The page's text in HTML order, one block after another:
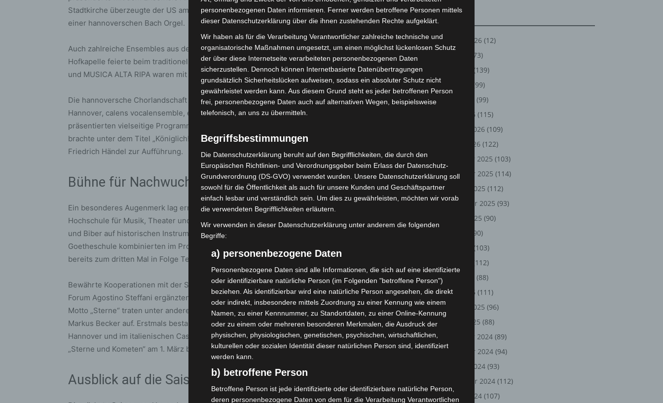
Stadtkirche überzeugte der US amerikanische Organist und Komponist Cameron Carpenter an
einer hannoverschen Bach Orgel.
Auch zahlreiche Ensembles aus der Region gestalteten das Programm mit. Die Hannoversche
Hofkapelle feierte beim traditionellen Silvesterkonzert ihr 30 jähriges Bestehen. la festa musicale
und MUSICA ALTA RIPA waren mit mehreren Konzerten vertreten.
Die hannoversche Chorlandschaft zeigte ebenfalls große Präsenz. Capella St. Crucis, Voktett
Hannover, calens vocalensemble, e’nigma ensemble, vox spiritus und Concerto Ispirato
präsentierten vielseitige Programme, teils unterstützt von Solisten. Der Knabenchor Hannover
brachte unter dem Titel „Königlich!“ feierliche Krönungsanthems unter anderem von Georg
Friedrich Händel zur Aufführung.
Bühne für Nachwuchs und neue Kooperationen
Ein besonderes Augenmerk lag erneut auf der Förderung junger Talente. Studierende der
Hochschule für Musik, Theater und Medien Hannover interpretierten Werke von Telemann, Vivaldi
und Biber auf historischen Instrumenten. Schülerinnen und Schüler des Gymnasiums
Goetheschule kombinierten im Programm „Leidenschaften!“ Musik und Lyrik und waren damit
bereits zum dritten Mal in Folge Teil der Reihe.
Bewährte Kooperationen mit der Staatsoper Hannover, der NDR Radiophilharmonie und dem
Forum Agostino Steffani ergänzten das Angebot. Im Rahmen der 9. Steffani Festwoche unter dem
Motto „Sterne“ traten unter anderem Sopranistin Anna Nesyba, Altus Kai Wessel und Pianist
Markus Becker auf. Erstmals bestand zudem eine Zusammenarbeit mit den Musikhochschulen in
Hannover und im italienischen Castelfranco, dem Geburtsort Steffanis. Das Abschlusskonzert
„Sterne und Kometen“ am 1. März bildete zugleich den Schlusspunkt der Saison.
Ausblick auf die Saison 26/27
August 2026 (12)
(73)
(139)
(99)
(99)
März 2026 (115)
Februar 2026 (109)
Januar 2026 (122)
Dezember 2025 (103)
November 2025 (114)
Oktober 2025 (112)
September 2025 (93)
August 2025 (90)
(90)
(103)
(112)
April 2025
(88)
März 2025 (111)
Februar 2025 (96)
Januar 2025 (88)
Dezember 2024 (89)
November 2024 (94)
Oktober 2024 (93)
September 2024 (112)
August 2024 (107)
personenbezogenen Daten informieren. Ferner werden betroffene Personen mittels
dieser Datenschutzerklärung über die ihnen zustehenden Rechte aufgeklärt.
Wir haben als für die Verarbeitung Verantwortlicher zahlreiche technische und
organisatorische Maßnahmen umgesetzt, um einen möglichst lückenlosen Schutz
der über diese Internetseite verarbeiteten personenbezogenen Daten
sicherzustellen. Dennoch können Internetbasierte Datenübertragungen
grundsätzlich Sicherheitslücken aufweisen, sodass ein absoluter Schutz nicht
gewährleistet werden kann. Aus diesem Grund steht es jeder betroffenen Person
frei, personenbezogene Daten auch auf alternativen Wegen, beispielsweise
telefonisch, an uns zu übermitteln.
Begriffsbestimmungen
Die Datenschutzerklärung beruht auf den Begrifflichkeiten, die durch den
Europäischen Richtlinien- und Verordnungsgeber beim Erlass der Datenschutz-
Grundverordnung (DS-GVO) verwendet wurden. Unsere Datenschutzerklärung soll
sowohl für die Öffentlichkeit als auch für unsere Kunden und Geschäftspartner
einfach lesbar und verständlich sein. Um dies zu gewährleisten, möchten wir vorab
die verwendeten Begrifflichkeiten erläutern.
Wir verwenden in dieser Datenschutzerklärung unter anderem die folgenden
Begriffe:
a) personenbezogene Daten
Personenbezogene Daten sind alle Informationen, die sich auf eine identifizierte
oder identifizierbare natürliche Person (im Folgenden "betroffene Person")
beziehen. Als identifizierbar wird eine natürliche Person angesehen, die direkt
oder indirekt, insbesondere mittels Zuordnung zu einer Kennung wie einem
Namen, zu einer Kennnummer, zu Standortdaten, zu einer Online-Kennung
oder zu einem oder mehreren besonderen Merkmalen, die Ausdruck der
physischen, physiologischen, genetischen, psychischen, wirtschaftlichen,
kulturellen oder sozialen Identität dieser natürlichen Person sind, identifiziert
werden kann.
b) betroffene Person
Betroffene Person ist jede identifizierte oder identifizierbare natürliche Person,
deren personenbezogene Daten von dem für die Verarbeitung Verantwortlichen